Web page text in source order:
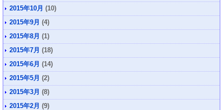
2015年10月 (10)
2015年9月 (4)
2015年8月 (1)
2015年7月 (18)
2015年6月 (14)
2015年5月 (2)
2015年3月 (8)
2015年2月 (9)